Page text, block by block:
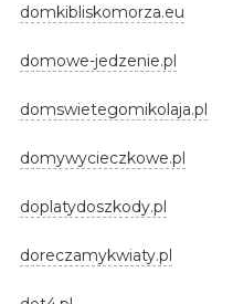
domkibliskomorza.eu
domowe-jedzenie.pl
domswietegomikolaja.pl
domywycieczkowe.pl
doplatydoszkody.pl
doreczamykwiaty.pl